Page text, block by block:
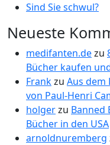
Sind Sie schwul?
Neueste
medifanten.dezu
Bücher kaufen
Frankzu Aus dem
von Paul-Henri
holgerzu Banned
Bücher in den USA
arnoldnuremberg